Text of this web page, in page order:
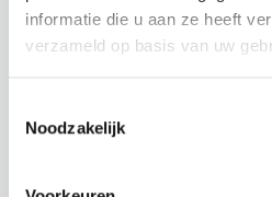
informatie die u aan ze heeft
verzameld op basis van uw
Noodzakelijk